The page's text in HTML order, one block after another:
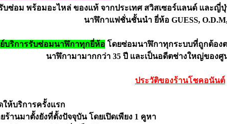
บซ่อม พร้อมอะไหล่ ของแท้ จากประเทศ สวิสเซอร์แลนด์ และญี่
นาฬิกาแฟชั่นชั้นนำ ยี่ห้อ GUESS,
บริการรับซ่อมนาฬิกาทุกยี่ห้อ โดยซ่อมนาฬิกาทุกระบบที่ถูกต้อง
นาฬิกามามากกว่า 35 ปี และเป็นอดีตช่างใหญ่ของ
ประวัติของร้านโชคอนันต์
บริการครั้งแรก
ร้านมาตั้งยังที่ตั้งปัจจุบัน โดยเปิดเพียง 1 คูหา